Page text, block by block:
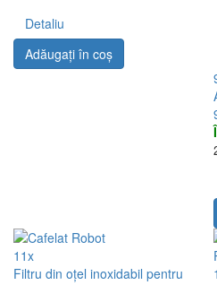
Detaliu
Adăugați în coş
11x
Filtru din oțel inoxidabil pentru